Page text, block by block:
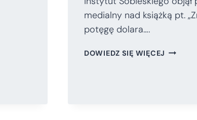
medialny nad książką pt.
potęgę dolara….
DOWIEDZ SIĘ WIĘCEJ